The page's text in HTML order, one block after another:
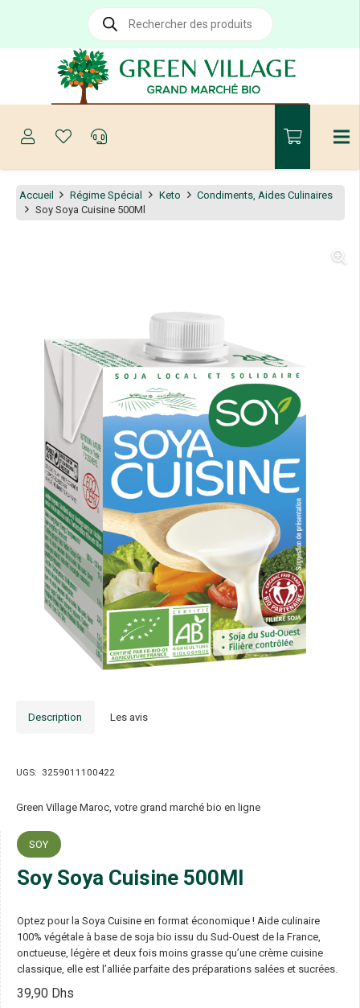
Recherche
produits
Accueil Régime Spécial Keto
Condiments, Aides Culinaires
Soy Soya Cuisine 500Ml
Description Les avis
UGS: 3259011100422
Green Village Maroc, votre grand marché bio en ligne
SOY
Soy Soya Cuisine 500Ml
Optez pour la Soya Cuisine en format économique ! Aide culinaire
100% végétale à base de soja bio issu du Sud-Ouest de la France,
onctueuse, légère et deux fois moins grasse qu’une crème cuisine
classique, elle est l’alliée parfaite des préparations salées et sucrées.
39,90 Dhs